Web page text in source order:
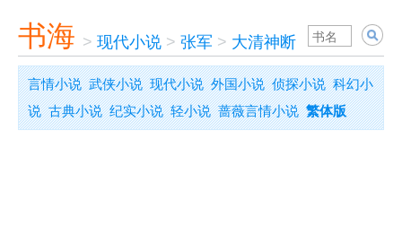
书海 > 现代小说 > 张军 > 大清神断
言情小说 武侠小说 现代小说 外国小说 侦探小说 科幻小
说 古典小说 纪实小说 轻小说 蔷薇言情小说 繁体版